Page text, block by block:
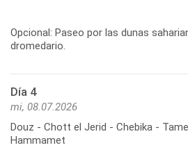
Opcional: Paseo por las dunas
dromedario.
Día 4
mi, 08.07.2026
Douz - Chott el Jerid - Chebika -
Hammamet